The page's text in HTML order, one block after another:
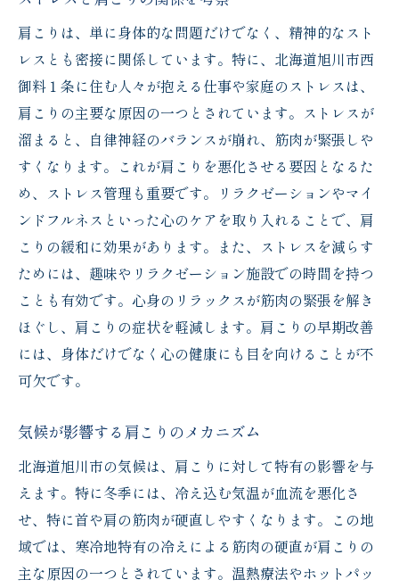
肩こりは、単に身体的な問題だけでなく、精神的なスト
レスとも密接に関係しています。特に、北海道旭川市西
御料１条に住む人々が抱える仕事や家庭のストレスは、
肩こりの主要な原因の一つとされています。ストレスが
溜まると、自律神経のバランスが崩れ、筋肉が緊張しや
すくなります。これが肩こりを悪化させる要因となるた
め、ストレス管理も重要です。リラクゼーションやマイ
ンドフルネスといった心のケアを取り入れることで、肩
こりの緩和に効果があります。また、ストレスを減らす
ためには、趣味やリラクゼーション施設での時間を持つ
ことも有効です。心身のリラックスが筋肉の緊張を解き
ほぐし、肩こりの症状を軽減します。肩こりの早期改善
には、身体だけでなく心の健康にも目を向けることが不
可欠です。
気候が影響する肩こりのメカニズム
北海道旭川市の気候は、肩こりに対して特有の影響を与
えます。特に冬季には、冷え込む気温が血流を悪化さ
せ、特に首や肩の筋肉が硬直しやすくなります。この地
域では、寒冷地特有の冷えによる筋肉の硬直が肩こりの
主な原因の一つとされています。温熱療法やホットパッ